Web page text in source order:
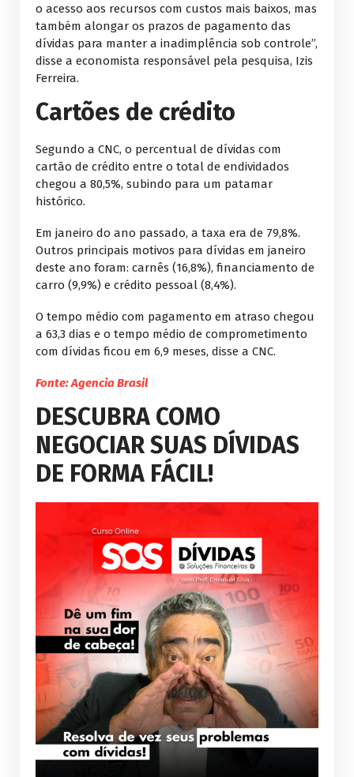
o acesso aos recursos com custos mais baixos, mas
também alongar os prazos de pagamento das
dívidas para manter a inadimplência sob controle”,
disse a economista responsável pela pesquisa, Izis
Ferreira.
Cartões de crédito
Segundo a CNC, o percentual de dívidas com
cartão de crédito entre o total de endividados
chegou a 80,5%, subindo para um patamar
histórico.
Em janeiro do ano passado, a taxa era de 79,8%.
Outros principais motivos para dívidas em janeiro
deste ano foram: carnês (16,8%), financiamento de
carro (9,9%) e crédito pessoal (8,4%).
O tempo médio com pagamento em atraso chegou
a 63,3 dias e o tempo médio de comprometimento
com dívidas ficou em 6,9 meses, disse a CNC.
Fonte: Agencia Brasil
DESCUBRA COMO
NEGOCIAR SUAS DÍVIDAS
DE FORMA FÁCIL!